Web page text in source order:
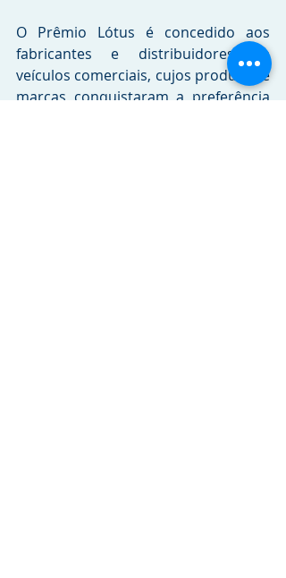
O Prêmio Lótus é concedido aos
fabricantes e distribuidores de
veículos comerciais, cujos produtos e
marcas conquistaram a preferência